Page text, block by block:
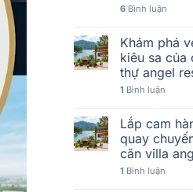
6Bình luận
Khám phá
kiêu sa của
thự angel
1 Bình luận
Lắp cam
quay
căn villa
1 Bình luận